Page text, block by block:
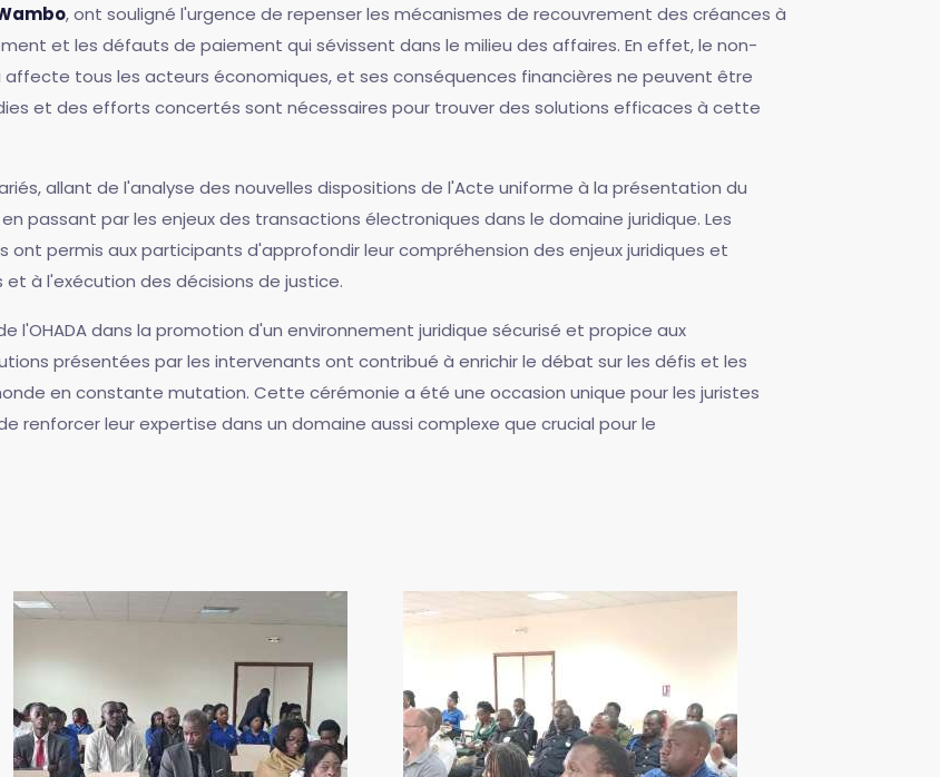
, ont souligné l'urgence de repenser les mécanismes de recouvrement des créances à
et les défauts de paiement qui sévissent dans le milieu des affaires. En effet, le non-
tous les acteurs économiques, et ses conséquences financières ne peuvent être
et des efforts concertés sont nécessaires pour trouver des solutions efficaces à cette
allant de l'analyse des nouvelles dispositions de l'Acte uniforme à la présentation du
passant par les enjeux des transactions électroniques dans le domaine juridique. Les
permis aux participants d'approfondir leur compréhension des enjeux juridiques et
à l'exécution des décisions de justice.
l'OHADA dans la promotion d'un environnement juridique sécurisé et propice aux
présentées par les intervenants ont contribué à enrichir le débat sur les défis et les
en constante mutation. Cette cérémonie a été une occasion unique pour les juristes
renforcer leur expertise dans un domaine aussi complexe que crucial pour le